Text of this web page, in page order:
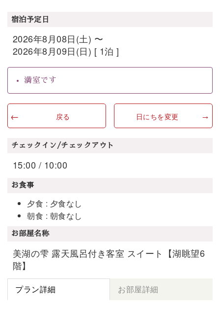
宿泊予定日
2026年8月08日(土) 〜
2026年8月09日(日) [ 1泊 ]
満室です
戻る 日にちを変更
チェックイン/チェックアウト
15:00 / 10:00
お食事
夕食 : 夕食なし
朝食 : 朝食なし
お部屋名称
美湖の雫 露天風呂付き客室 スイート【湖眺望6
階】
プラン詳細 お部屋詳細